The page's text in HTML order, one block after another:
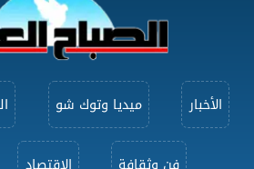
الأخبار ميديا وتوك شو